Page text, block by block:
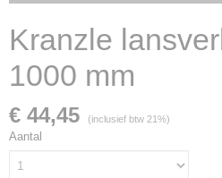
Kranzle
1000 mm
€ 44,45 (inclusief btw 21%)
Aantal